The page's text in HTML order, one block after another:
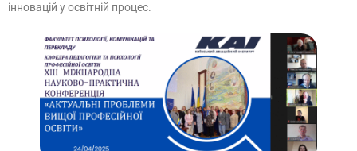
інновацій у освітній процес.